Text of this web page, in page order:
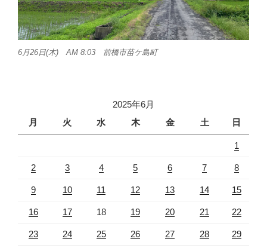
6月26日(木) AM 8:03 前橋市苗ケ島町
2025年6月
月
火 水 木 金 土 日
1
2 3 4 5 6 7 8
9 10 11 12 13 14 15
16 17 18 19 20 21 22
23 24 25 26 27 28 29